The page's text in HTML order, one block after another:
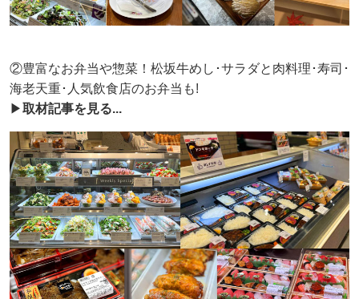
②豊富なお弁当や惣菜！松坂牛めし･サラダと肉料理･寿司･
海老天重･人気飲食店のお弁当も!
▶取材記事を見る...